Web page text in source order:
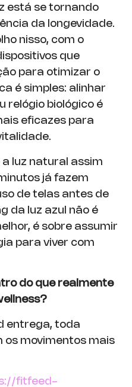
está se tornando
da longevidade.
nisso, com o
que
para otimizar o
é simples: alinhar
relógio biológico é
eficazes para
a luz natural assim
já fazem
de telas antes de
da luz azul não é
é sobre assumir
para viver com
do que realmente
entrega, toda
os movimentos mais
fitfeed-